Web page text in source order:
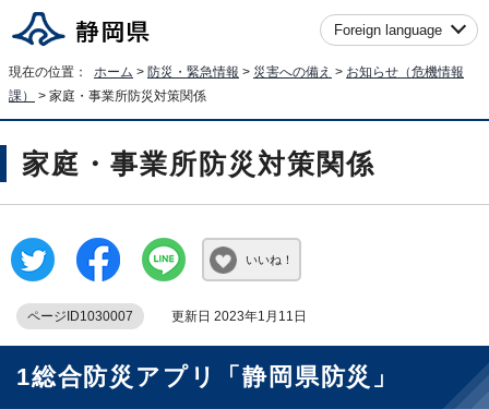
Foreign language
現在の位置： ホーム > 防災・緊急情報 > 災害への備え > お知らせ（危機情報
課）
> 家庭・事業所防災対策関係
家庭・事業所防災対策関係
いいね！
ページID1030007 更新日 2023年1月11日
1総合防災アプリ「静岡県防災」